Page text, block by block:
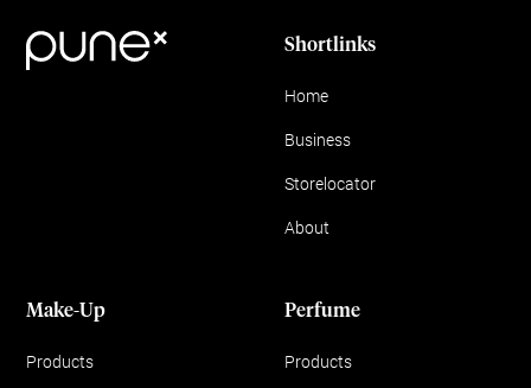
Shortlinks
Home
Business
Storelocator
About
Make-Up
Products
Perfume
Products